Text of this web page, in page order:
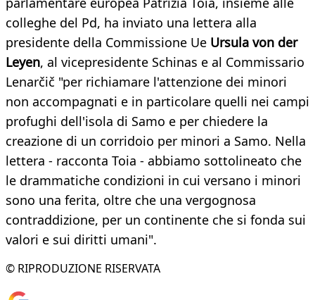
colleghe del Pd, ha inviato una lettera alla
presidente della Commissione Ue Ursula von der
Leyen, al vicepresidente Schinas e al Commissario
Lenarčič "per richiamare l'attenzione dei minori
non accompagnati e in particolare quelli nei campi
profughi dell'isola di Samo e per chiedere la
creazione di un corridoio per minori a Samo. Nella
lettera - racconta Toia - abbiamo sottolineato che
le drammatiche condizioni in cui versano i minori
sono una ferita, oltre che una vergognosa
contraddizione, per un continente che si fonda sui
valori e sui diritti umani".
© RIPRODUZIONE RISERVATA